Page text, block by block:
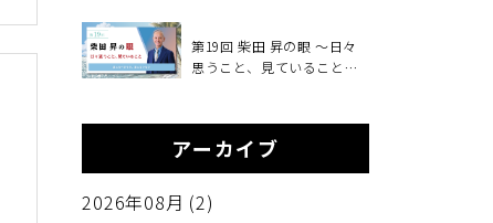
と～2025年6月施行・職場の
熱中症対策義務化を中小企
第19回 柴田 昇の眼 ～日々
思うこと、見ていること～
アーカイブ
2026年08月 (2)